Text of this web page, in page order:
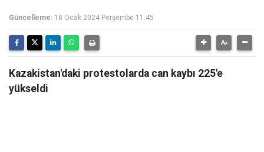
Güncelleme: 18 Ocak 2024 Perşembe 11:45
Kazakistan'daki protestolarda can kaybı 225'e
yükseldi